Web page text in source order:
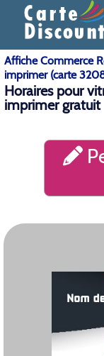
Affiche Commerce
imprimer (carte
Horaires pour
imprimer gratuit